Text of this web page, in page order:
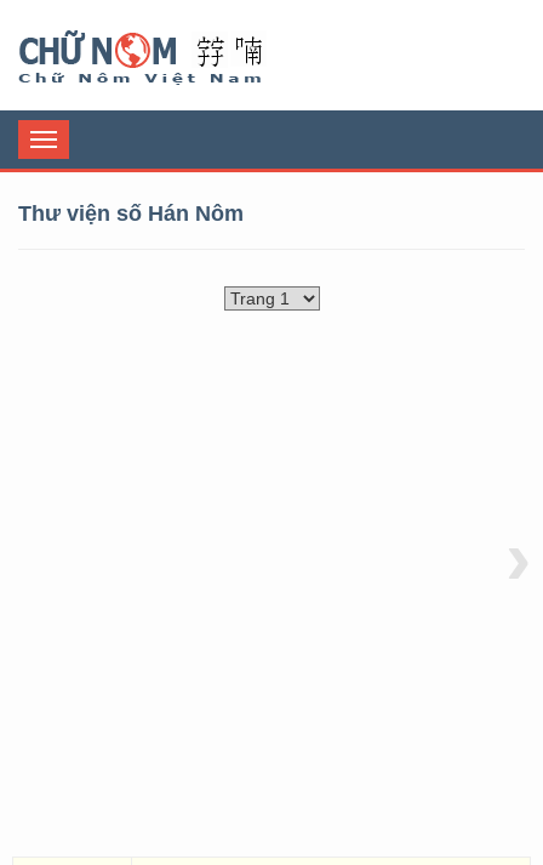
Toggle
navigation
Thư viện số Hán Nôm
›